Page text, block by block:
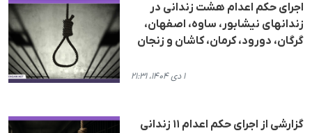
اجرای حکم اعدام هشت زندانی در
زندانهای نیشابور، ساوە، اصفهان،
گرگان، دورود، کرمان، کاشان و زنجان
۱ دی ۱۴۰۴، ۲۱:۳۱
گزارشی از اجرای حکم اعدام ١١ زندانی